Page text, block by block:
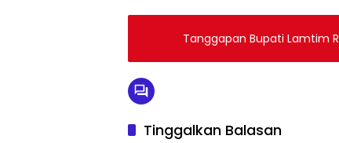
Tanggapan Bupati Lamtim
Tinggalkan Balasan